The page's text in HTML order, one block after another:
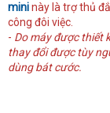
mininày là trợ thủ
công đôi việc.
- Do máy được thiết
thay đổi được tùy
dùng bát cước.